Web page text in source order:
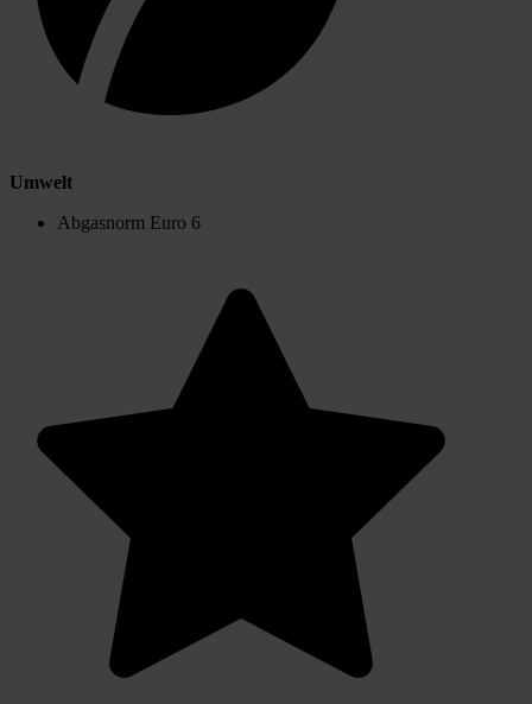
Umwelt
Abgasnorm Euro 6